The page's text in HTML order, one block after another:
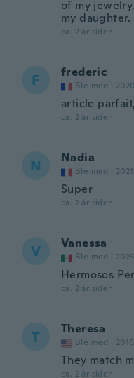
of my
my daughter.
ca. 2 år siden
F frederic
Ble med i 2020
article
ca. 2 år siden
N Nadia
Ble med i 2021
Super
ca. 2 år siden
V Vanessa
Ble med i 2023
Hermosos
ca. 2 år siden
T Theresa
Ble med i 2016
They match
ca. 2 år siden